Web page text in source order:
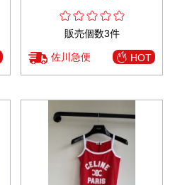
販売個数3件
佐川急便 HOT